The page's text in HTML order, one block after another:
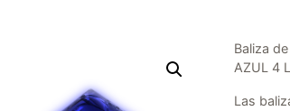
Baliza
AZUL 4
Las